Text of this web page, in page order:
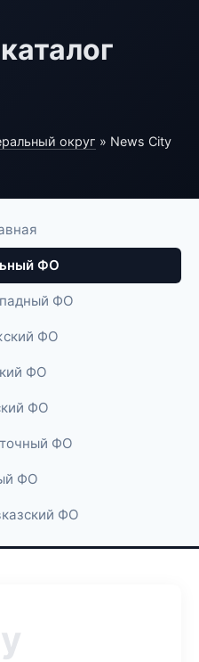
округ » News City
ФО
ФО
ФО
ФО
ФО
ФО
ФО
ФО